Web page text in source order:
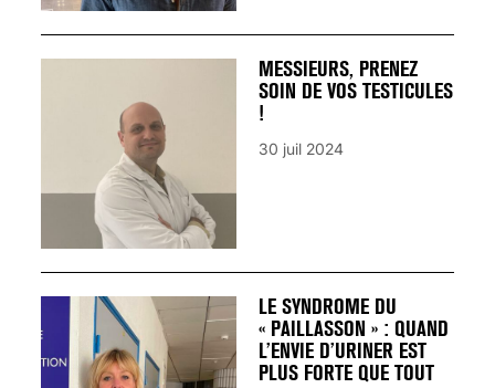
MESSIEURS, PRENEZ
SOIN DE VOS TESTICULES
!
30 juil 2024
LE SYNDROME DU
« PAILLASSON » : QUAND
L’ENVIE D’URINER EST
PLUS FORTE QUE TOUT